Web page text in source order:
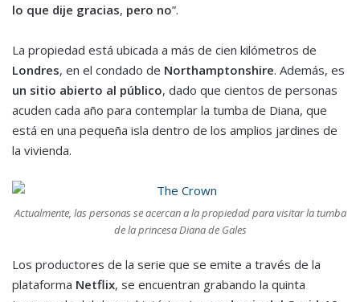
lo que dije gracias, pero no”.
La propiedad está ubicada a más de cien kilómetros de
Londres, en el condado de Northamptonshire. Además, es
un sitio abierto al público, dado que cientos de personas
acuden cada año para contemplar la tumba de Diana, que
está en una pequeña isla dentro de los amplios jardines de
la vivienda.
Actualmente, las personas se acercan a la propiedad para visitar la tumba
de la princesa Diana de Gales
Los productores de la serie que se emite a través de la
plataforma Netflix, se encuentran grabando la quinta